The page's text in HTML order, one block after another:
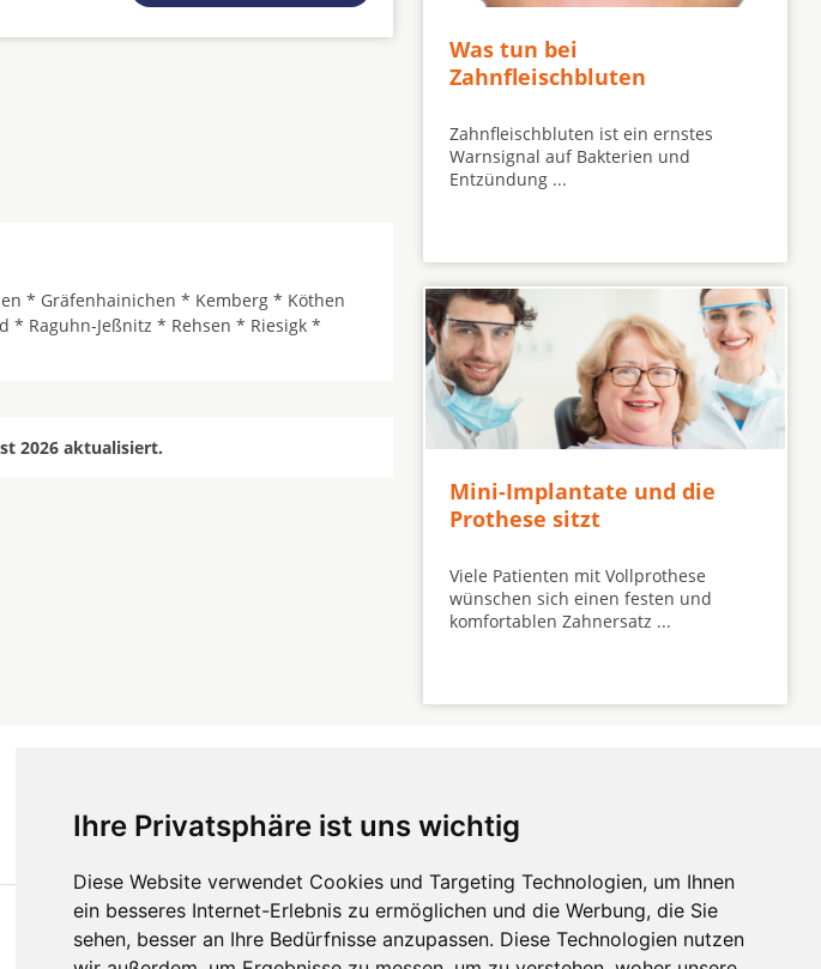
Ihre Privatsphäre ist uns wichtig
Diese Website verwendet Cookies und Targeting Technologien, um Ihnen
ein besseres Internet-Erlebnis zu ermöglichen und die Werbung, die Sie
sehen, besser an Ihre Bedürfnisse anzupassen. Diese Technologien nutzen
* Gräfenhainichen * Kemberg * Köthen
Raguhn-Jeßnitz * Rehsen * Riesigk *
2026 aktualisiert.
Was tun bei
Zahnfleischbluten
Zahnfleischbluten ist ein ernstes
Warnsignal auf Bakterien und
Entzündung ...
Mini-Implantate und die
Prothese sitzt
Viele Patienten mit Vollprothese
wünschen sich einen festen und
komfortablen Zahnersatz ...
mehr ...
Zahnärzte in Städten
Zahnärzte in Stadtteilen
Hörgeräte
Zahnarztsuche
die-
zahnarztempfehlung.com